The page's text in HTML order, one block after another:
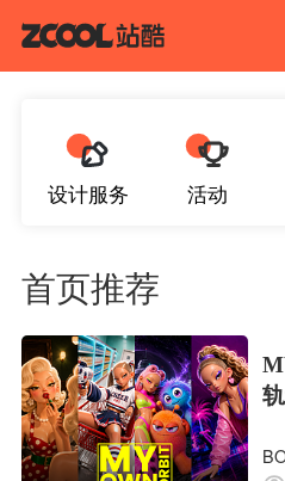
设计服务 活动
首页推荐
对